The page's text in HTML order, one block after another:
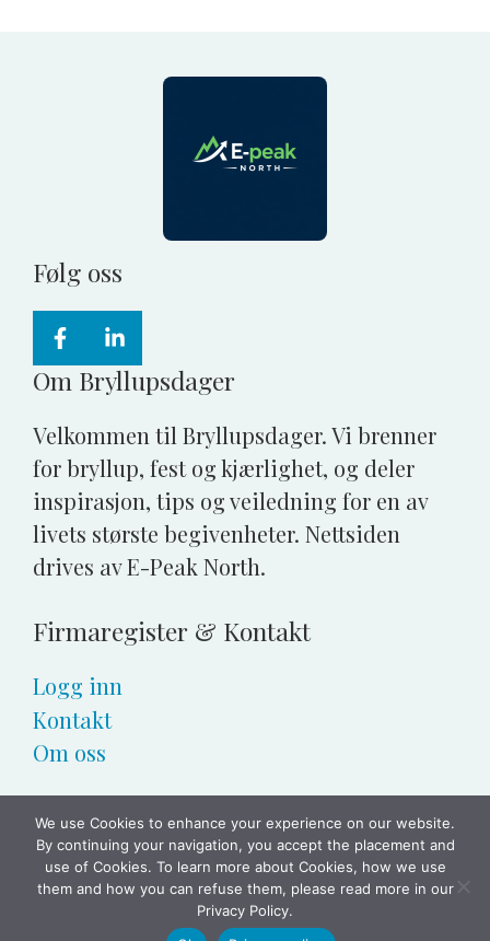
Følg oss
Om Bryllupsdager
Velkommen til Bryllupsdager. Vi brenner
for bryllup, fest og kjærlighet, og deler
inspirasjon, tips og veiledning for en av
livets største begivenheter. Nettsiden
drives av E-Peak North.
Firmaregister & Kontakt
Logg inn
Kontakt
Om oss
© 2026 E-peak North. All rights reserved.
Personvernerklæring
Vilkår og betingelser
We use Cookies to enhance your experience on our website.
By continuing your navigation, you accept the placement and
use of Cookies. To learn more about Cookies, how we use
them and how you can refuse them, please read more in our
Privacy Policy.